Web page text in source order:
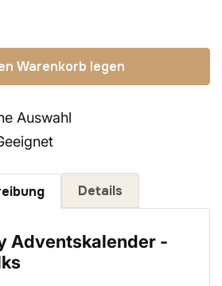
Warenkorb legen
Auswahl
Adventskalender -
Details